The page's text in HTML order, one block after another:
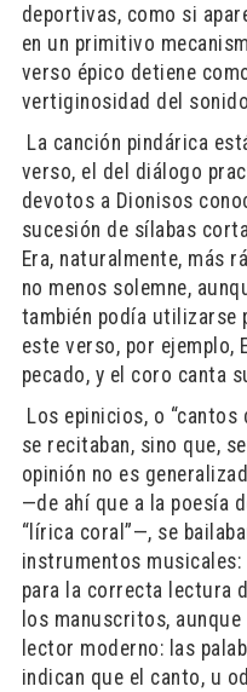
deportivas, como si
en un primitivo
verso épico detiene
vertiginosidad del
La canción pindárica
verso, el del diálogo
devotos a Dionisos
sucesión de sílabas
Era, naturalmente, más
no menos solemne,
también podía utilizarse
este verso, por ejemplo,
pecado, y el coro canta
Los epinicios, o
se recitaban, sino que,
opinión no es
—de ahí que a la poesía
“lírica coral”—, se
instrumentos
para la correcta lectura
los manuscritos,
lector moderno: las
indican que el canto, u